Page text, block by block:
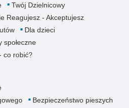
Twój Dzielnicowy
Reagujesz - Akceptujesz
Dla dzieci
społeczne
co robić?
Bezpieczeństwo pieszych